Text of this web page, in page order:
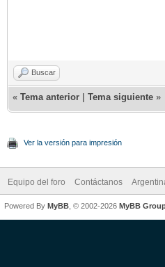
Buscar
« Tema anterior Tema siguiente »
Ver la versión para impresión
Equipo del foro Contáctanos
Powered By MyBB , © 2002-2026 MyBB